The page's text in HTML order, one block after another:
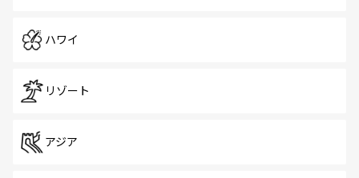
ハワイ
リゾート
アジア